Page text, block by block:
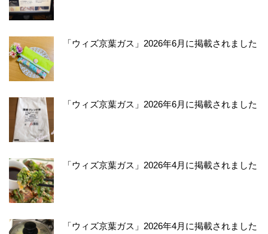
「ウィズ京葉ガス」2026年6月に掲載されました
「ウィズ京葉ガス」2026年6月に掲載されました
「ウィズ京葉ガス」2026年4月に掲載されました
「ウィズ京葉ガス」2026年4月に掲載されました